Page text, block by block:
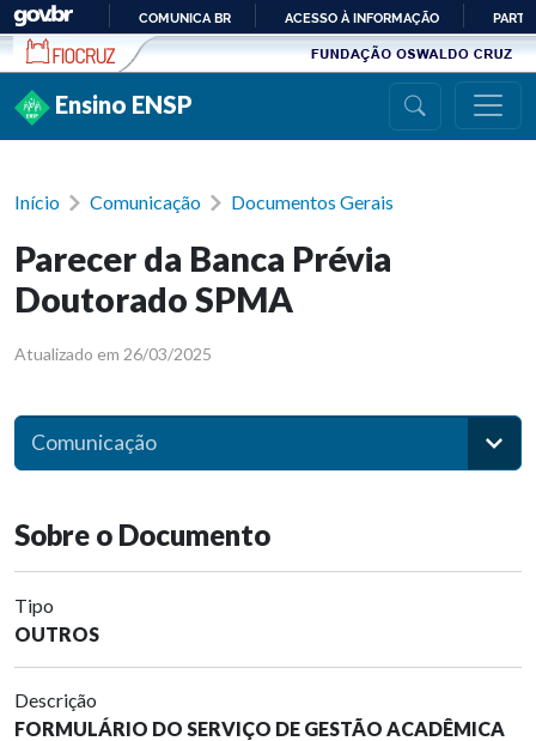
Ir para conteúdo
PARA
COMUNICA BR ACESSO À INFORMAÇÃO
Ensino ENSP
Início Comunicação Documentos Gerais
Parecer da Banca Prévia
Doutorado SPMA
Atualizado em 26/03/2025
Comunicação
Sobre o Documento
Tipo
OUTROS
Descrição
FORMULÁRIO DO SERVIÇO DE GESTÃO ACADÊMICA